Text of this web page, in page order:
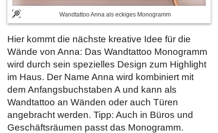
Wandtattoo Anna als eckiges Monogramm
Hier kommt die nächste kreative Idee für die
Wände von Anna: Das Wandtattoo Monogramm
wird durch sein spezielles Design zum Highlight
im Haus. Der Name Anna wird kombiniert mit
dem Anfangsbuchstaben A und kann als
Wandtattoo an Wänden oder auch Türen
angebracht werden. Tipp: Auch in Büros und
Geschäftsräumen passt das Monogramm.